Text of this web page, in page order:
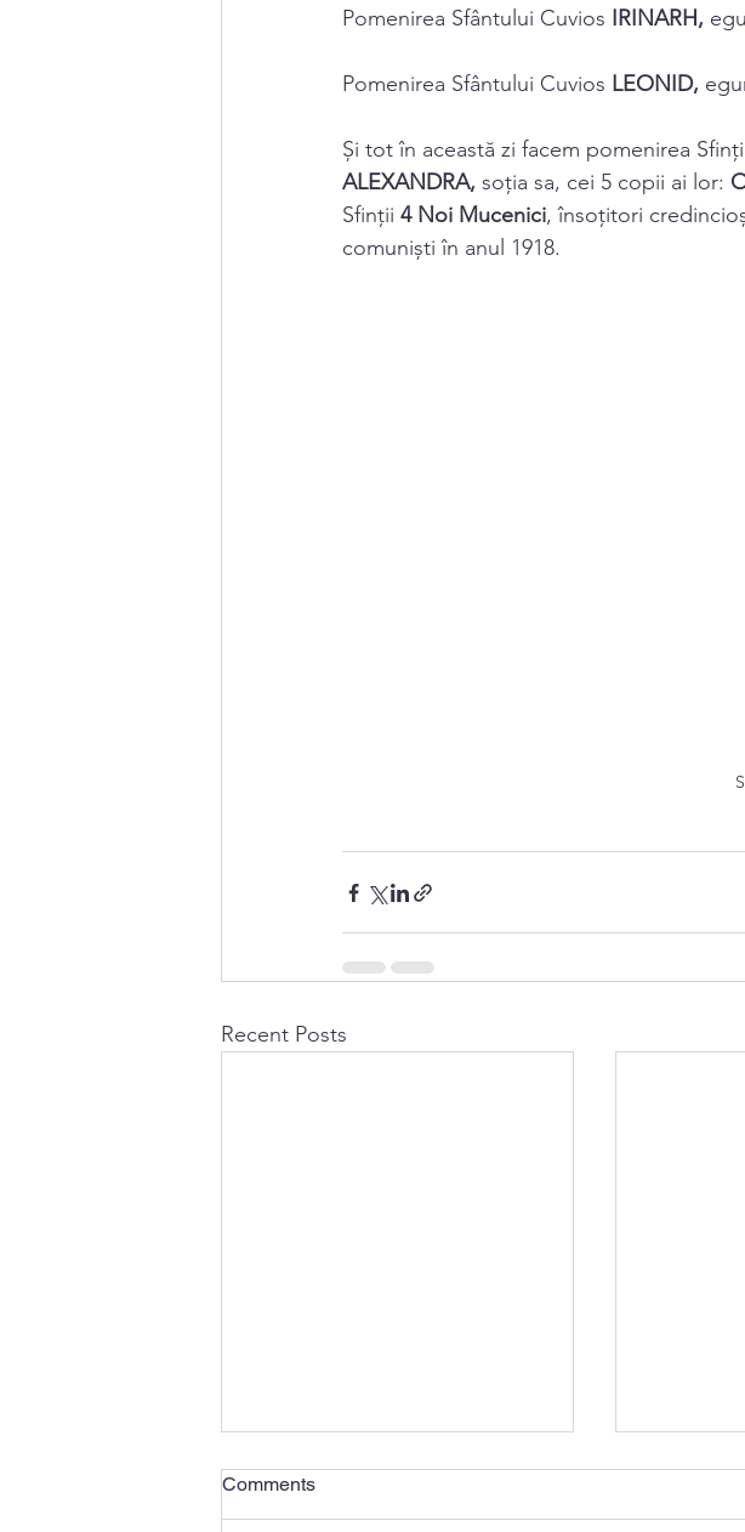
Pomenirea Sfântului Cuvios IRINARH,
Pomenirea Sfântului Cuvios LEONID,
Și tot în această zi facem pomenirea
ALEXANDRA, soţia sa, cei 5 copii ai lor:
Sfinții 4 Noi Mucenici, însoţitori
comuniști în anul 1918.
Recent Posts
Comments